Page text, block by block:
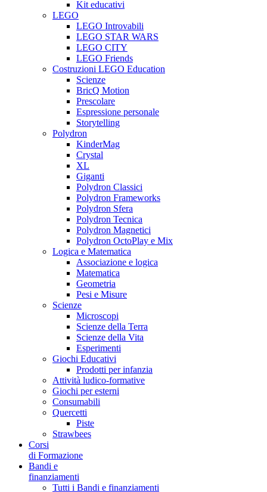
Kit educativi
LEGO
LEGO Introvabili
LEGO STAR WARS
LEGO CITY
LEGO Friends
Costruzioni LEGO Education
Scienze
BricQ Motion
Prescolare
Espressione personale
Storytelling
Polydron
KinderMag
Crystal
XL
Giganti
Polydron Classici
Polydron Frameworks
Polydron Sfera
Polydron Tecnica
Polydron Magnetici
Polydron OctoPlay e Mix
Logica e Matematica
Associazione e logica
Matematica
Geometria
Pesi e Misure
Scienze
Microscopi
Scienze della Terra
Scienze della Vita
Esperimenti
Giochi Educativi
Prodotti per infanzia
Attività ludico-formative
Giochi per esterni
Consumabili
Quercetti
Piste
Strawbees
Corsi
di Formazione
Bandi e
finanziamenti
Tutti i Bandi e finanziamenti